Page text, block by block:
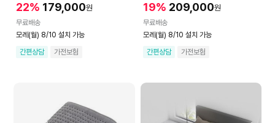
22% 179,000원
무료배송
모레(월) 8/10 설치 가능
간편상담
가전보험
19% 209,000원
무료배송
모레(월) 8/10 설치 가능
간편상담
가전보험